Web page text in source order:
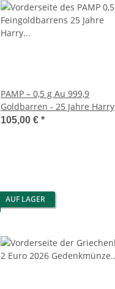
PAMP – 0,5 g Au 999,9
Goldbarren - 25 Jahre Harry
Potter
105,00 € *
AUF LAGER